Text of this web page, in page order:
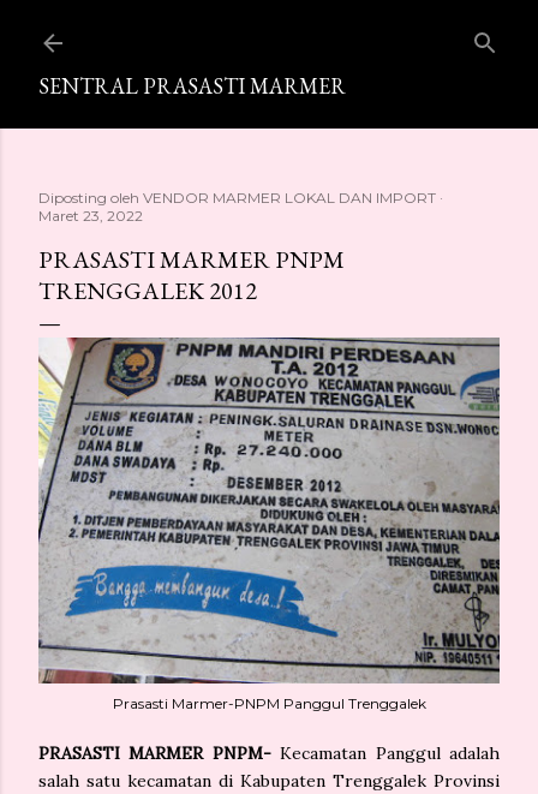
SENTRAL PRASASTI MARMER
Diposting oleh VENDOR MARMER LOKAL DAN IMPORT
Maret 23, 2022
PRASASTI MARMER PNPM
TRENGGALEK 2012
Prasasti Marmer-PNPM Panggul Trenggalek
PRASASTI MARMER PNPM-Kecamatan Panggul adalah
salah satu kecamatan di Kabupaten Trenggalek Provinsi